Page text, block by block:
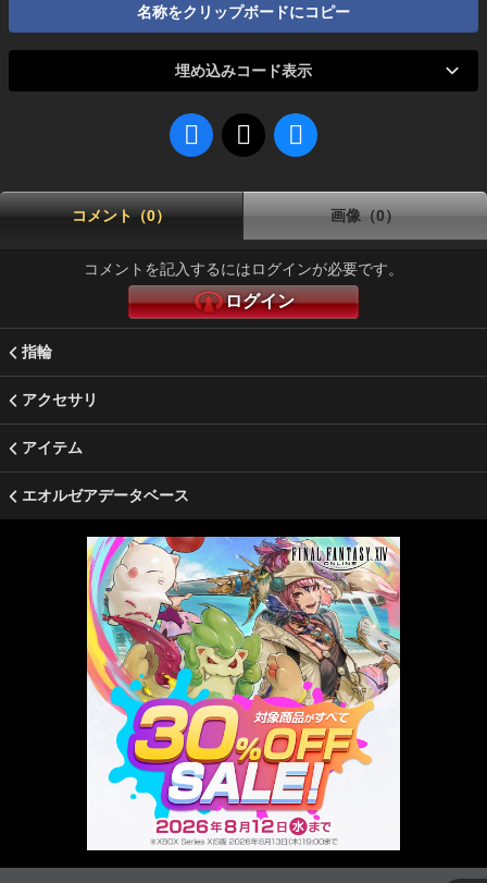
名称をクリップボードにコピー
埋め込みコード表示
コメント（0） 画像（0）
コメントを記入するにはログインが必要です。
ログイン
指輪
アクセサリ
アイテム
エオルゼアデータベース